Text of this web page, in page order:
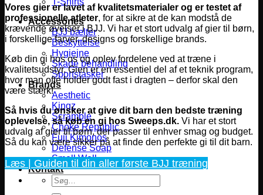
Accessories
BJJ bælter
Beskyttelse
Hygiejne
Skade behandling
Sportstasker
Brands
Aesthetic
Kingz
Scramble
Choke Republic
Fuji Kimonos
Defense Soap
Smell Well
Kontakt
Søg
efter:
Vores gier er lavet af kvalitetsmaterialer og er testet af
professionelle atleter, for at sikre at de kan modstå de
krævende øvelser i BJJ. Vi har et stort udvalg af gier til børn,
i forskellige farver, designs og forskellige brands.
Køb din gi hos os og oplev fordelene ved at træne i
kvalitetsudstyr. Gien er en essentiel del af et teknik program,
hvor man ofte holder godt fast i dragten – derfor skal den
være stærk!
Så hvis du ønsker at give dit barn den bedste træning
oplevelse, så køb en gi hos Sweeps.dk. Vi har et stort
udvalg af gier til børn, der passer til enhver smag og budget.
Så du kan være sikker på at finde den perfekte gi til dit barn.
Læs | Guiden til din aller første BJJ træning